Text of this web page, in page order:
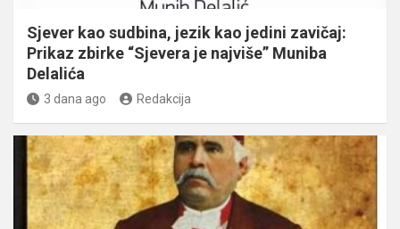
Sjever kao sudbina, jezik kao jedini zavičaj:
Prikaz zbirke “Sjevera je najviše” Muniba
Delalića
3 dana ago Redakcija